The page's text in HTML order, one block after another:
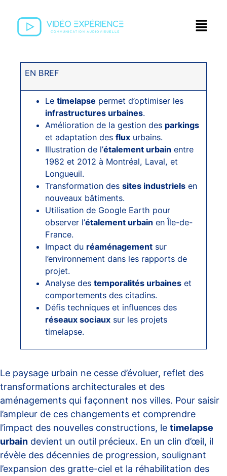
EN BREF
Letimelapse permet d’optimiser les
infrastructures urbaines.
Amélioration de la gestion des parkings
et adaptation desflux urbains.
Illustration de l’étalement urbain entre
1982 et 2012 à Montréal, Laval, et
Longueuil.
Transformation dessites industriels en
nouveaux bâtiments.
Utilisation de Google Earth pour
observer l’étalement urbain en Île-de-
France.
Impact du réaménagement sur
l’environnement dans les rapports de
projet.
Analyse destemporalités urbaines et
comportements des citadins.
Défis techniques et influences des
réseaux sociaux sur les projets
timelapse.
Le paysage urbain ne cesse d’évoluer, reflet des
transformations architecturales et des
aménagements qui façonnent nos villes. Pour saisir
l’ampleur de ces changements et comprendre
l’impact des nouvelles constructions, le timelapse
urbain devient un outil précieux. En un clin d’œil, il
révèle des décennies de progression, soulignant
l’expansion des gratte-ciel et la réhabilitation des